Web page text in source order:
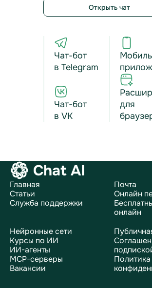
Открыть чат
Чат-бот
в Telegram
Чат-бот
в VK
для
Chat AI
Главная
Статьи
Служба поддержки
Почта
Онлайн
онлайн
Нейронные сети
Курсы по ИИ
ИИ-агенты
MCP-серверы
Вакансии
Политика